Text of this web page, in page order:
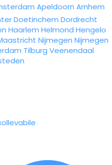
Apeldoorn Arnhem
Doetinchem Dordrecht
Haarlem Helmond Hengelo
Nijmegen Nijmegen
Tilburg Veenendaal